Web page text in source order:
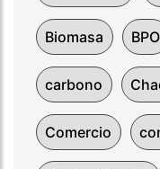
Biomasa BPO
carbono
Comercio